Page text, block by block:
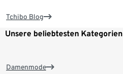
Tchibo Blog
Unsere beliebtesten Kategorien
Damenmode